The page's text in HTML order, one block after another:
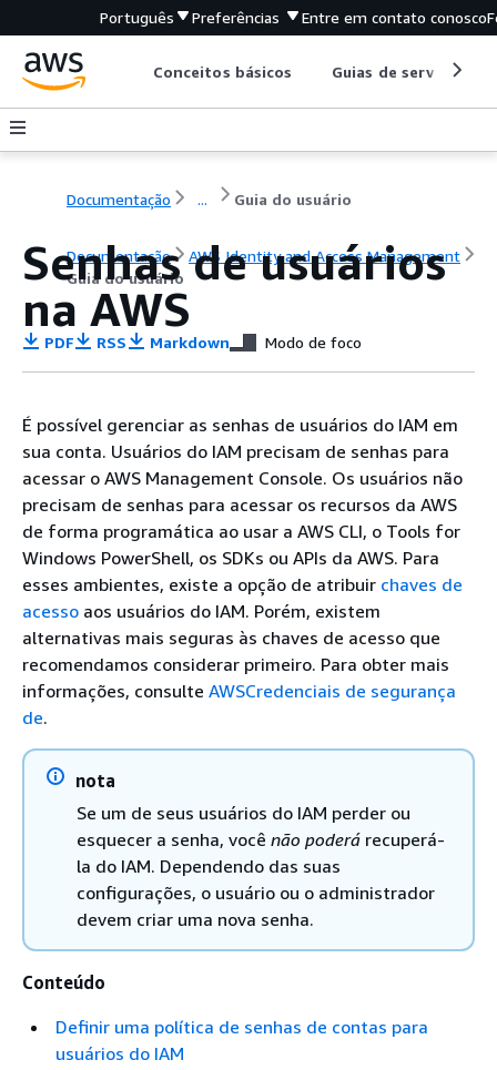
Português Preferências Entre em contato conosco
Conceitos básicos Guias de serviço
Documentação ... Guia do usuário
Documentação
AWS Identity and Access Management
Guia do usuário
Senhas de usuários
na AWS
PDF RSS Markdown Modo de foco
É possível gerenciar as senhas de usuários do IAM em
sua conta. Usuários do IAM precisam de senhas para
acessar o AWS Management Console. Os usuários não
precisam de senhas para acessar os recursos da AWS
de forma programática ao usar a AWS CLI, o Tools for
Windows PowerShell, os SDKs ou APIs da AWS. Para
esses ambientes, existe a opção de atribuir chaves de
acesso aos usuários do IAM. Porém, existem
alternativas mais seguras às chaves de acesso que
recomendamos considerar primeiro. Para obter mais
informações, consulte AWSCredenciais de segurança
de.
nota
Se um de seus usuários do IAM perder ou
esquecer a senha, você não poderá recuperá-
la do IAM. Dependendo das suas
configurações, o usuário ou o administrador
devem criar uma nova senha.
Conteúdo
Definir uma política de senhas de contas para
usuários do IAM